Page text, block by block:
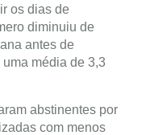
os dias de
diminuiu de
antes de
média de 3,3
abstinentes por
com menos